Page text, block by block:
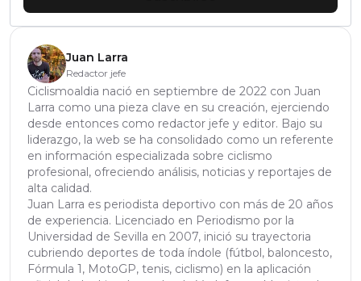
Juan Larra
Redactor jefe
Ciclismoaldia nació en septiembre de 2022 con Juan
Larra como una pieza clave en su creación, ejerciendo
desde entonces como redactor jefe y editor. Bajo su
liderazgo, la web se ha consolidado como un referente
en información especializada sobre ciclismo
profesional, ofreciendo análisis, noticias y reportajes de
alta calidad.
Juan Larra es periodista deportivo con más de 20 años
de experiencia. Licenciado en Periodismo por la
Universidad de Sevilla en 2007, inició su trayectoria
cubriendo deportes de toda índole (fútbol, baloncesto,
Fórmula 1, MotoGP, tenis, ciclismo) en la aplicación